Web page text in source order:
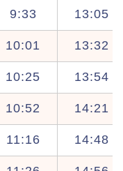
9:33 13:05
10:01 13:32
10:25 13:54
10:52 14:21
11:16 14:48